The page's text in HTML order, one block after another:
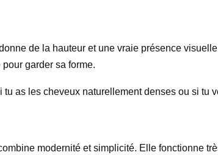
de la hauteur et une vraie présence
garder sa forme.
as les cheveux naturellement denses ou si tu
modernité et simplicité. Elle fonctionne